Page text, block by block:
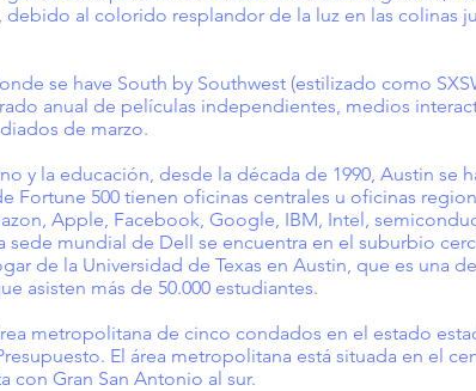
al colorido resplandor de la luz en las colinas
se have South by Southwest (estilizado como
anual de películas independientes, medios
de marzo.
y la educación, desde la década de 1990, Austin se
Fortune 500 tienen oficinas centrales u oficinas
Apple, Facebook, Google, IBM, Intel,
sede mundial de Dell se encuentra en el suburbio
de la Universidad de Texas en Austin, que es una
asisten más de 50.000 estudiantes.
metropolitana de cinco condados en el estado
El área metropolitana está situada en el
con Gran San Antonio al sur.